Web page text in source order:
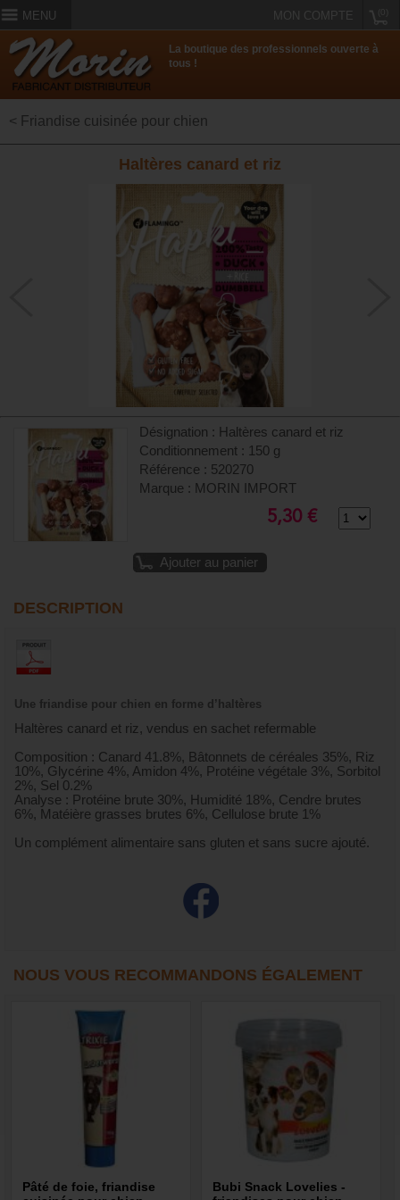
MENU MON COMPTE
La boutique des professionnels ouverte à
tous !
< Friandise cuisinée pour chien
Haltères canard et riz
Désignation : Haltères canard et riz
Conditionnement : 150 g
Référence : 520270
Marque : MORIN IMPORT
5,30 €
Ajouter au panier
DESCRIPTION
Une friandise pour chien en forme d’haltères
Haltères canard et riz, vendus en sachet refermable
Composition : Canard 41.8%, Bâtonnets de céréales 35%, Riz
10%, Glycérine 4%, Amidon 4%, Protéine végétale 3%, Sorbitol
2%, Sel 0.2%
Analyse : Protéine brute 30%, Humidité 18%, Cendre brutes
6%, Matéière grasses brutes 6%, Cellulose brute 1%
Un complément alimentaire sans gluten et sans sucre ajouté.
NOUS VOUS RECOMMANDONS ÉGALEMENT
Pâté de foie, friandise
Bubi Snack Lovelies -